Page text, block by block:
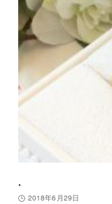
.
2018年6月29日